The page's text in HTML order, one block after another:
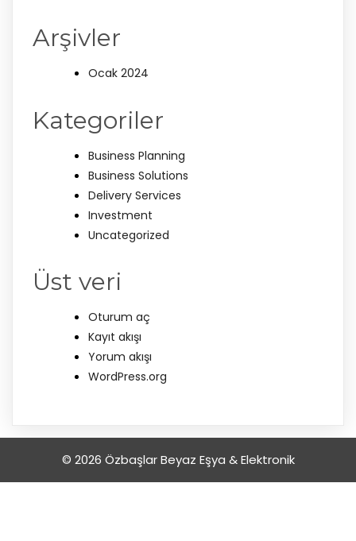
Arşivler
Ocak 2024
Kategoriler
Business Planning
Business Solutions
Delivery Services
Investment
Uncategorized
Üst veri
Oturum aç
Kayıt akışı
Yorum akışı
WordPress.org
© 2026 Özbaşlar Beyaz Eşya & Elektronik